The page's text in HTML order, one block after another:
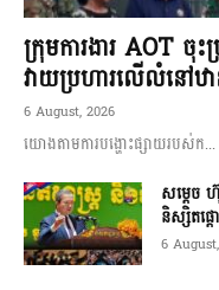
ក្រុមការងារ AOT
វាយប្រហារលើលំនៅឋ
6 August, 2026
យោងតាមការបង្ហោះផ្សាយរបស់ក...
សម្តេច
និស្សិតផ្
6